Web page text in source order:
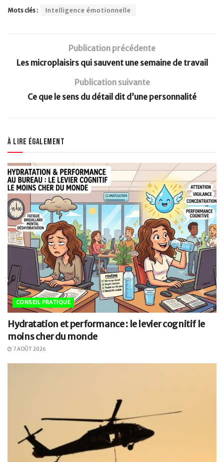
Mots clés : Intelligence émotionnelle
Publication précédente
Les microplaisirs qui sauvent une semaine de travail
Publication suivante
Ce que le sens du détail dit d’une personnalité
À lire également
CONSEIL PRATIQUE
Hydratation et performance : le levier cognitif le
moins cher du monde
7 AOÛT 2026